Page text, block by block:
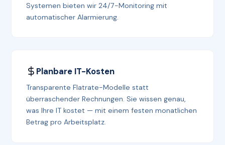
Systemen bieten wir 24/7-Monitoring mit
automatischer Alarmierung.
Planbare IT-Kosten
Transparente Flatrate-Modelle statt
überraschender Rechnungen. Sie wissen genau,
was Ihre IT kostet — mit einem festen monatlichen
Betrag pro Arbeitsplatz.